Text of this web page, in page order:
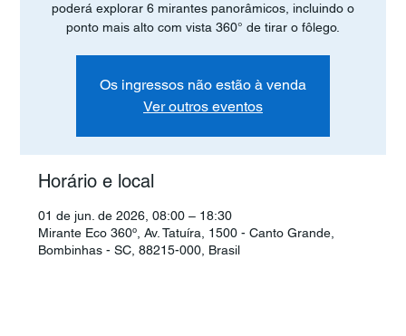
poderá explorar 6 mirantes panorâmicos, incluindo o
ponto mais alto com vista 360° de tirar o fôlego.
Os ingressos não estão à venda
Ver outros eventos
Horário e local
01 de jun. de 2026, 08:00 – 18:30
Mirante Eco 360º, Av. Tatuíra, 1500 - Canto Grande,
Bombinhas - SC, 88215-000, Brasil